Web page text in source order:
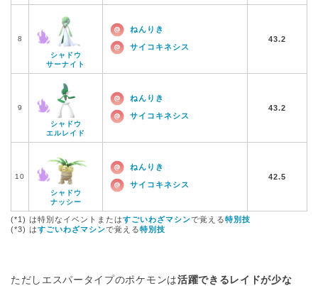
8
シャドウ
サーナイト
ねんりき
サイコキネシス
43.2
9
シャドウ
エルレイド
ねんりき
サイコキネシス
43.2
10
シャドウ
ナッシー
ねんりき
サイコキネシス
42.5
(*1) は特別なイベントまたはすごいわざマシンで覚える特別技
(*3) はすごいわざマシンで覚える特別技
ただしエスパータイプのポケモンは活躍できるレイドが少な